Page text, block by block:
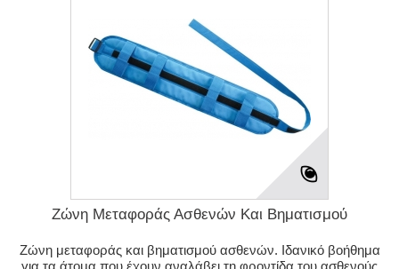
Ζώνη Μεταφοράς Ασθενών Και Βηματισμού
Ζώνη μεταφοράς και βηματισμού ασθενών. Ιδανικό βοήθημα
για τα άτομα που έχουν αναλάβει τη φροντίδα του ασθενούς